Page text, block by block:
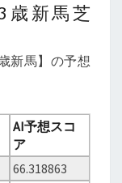
歳新馬芝
新馬】の予想
AI予想スコ
ア
66.318863